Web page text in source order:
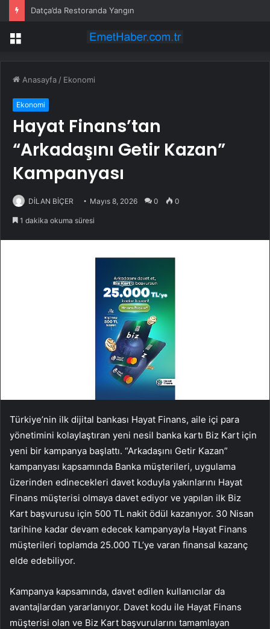
Datça’da Restoranda Yangın
Menü
Anasayfa / Ekonomi
Ekonomi
Hayat Finans’tan
“Arkadaşını Getir Kazan”
Kampanyası
DİLAN BİÇER Mayıs 8, 2026 0 0
1 dakika okuma süresi
Türkiye’nin ilk dijital bankası Hayat Finans, aile içi para
yönetimini kolaylaştıran yeni nesil banka kartı Biz Kart için
yeni bir kampanya başlattı. “Arkadaşını Getir Kazan”
kampanyası kapsamında Banka müşterileri, uygulama
üzerinden edinecekleri davet koduyla yakınlarını Hayat
Finans müşterisi olmaya davet ediyor ve yapılan ilk Biz
Kart başvurusu için 500 TL nakit ödül kazanıyor. 30 Nisan
tarihine kadar devam edecek kampanyayla Hayat Finans
müşterileri toplamda 25.000 TL’ye varan finansal kazanç
elde edebiliyor.
Kampanya kapsamında, davet edilen kullanıcılar da
avantajlardan yararlanıyor. Davet kodu ile Hayat Finans
müşterisi olan ve Biz Kart başvurularını tamamlayan